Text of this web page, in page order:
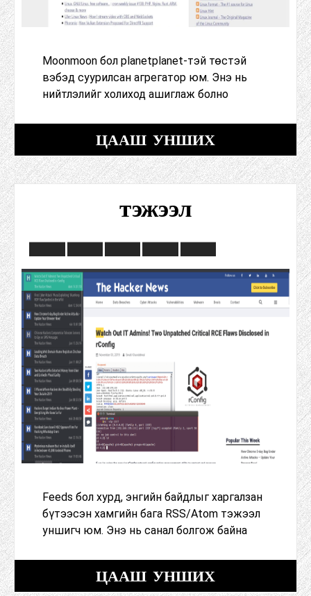
Moonmoon бол planetplanet-тэй төстэй
вэбэд суурилсан агрегатор юм. Энэ нь
нийтлэлийг холиход ашиглаж болно
ЦААШ УНШИХ
тэжээл
Feeds бол хурд, энгийн байдлыг харгалзан
бүтээсэн хамгийн бага RSS/Atom тэжээл
уншигч юм. Энэ нь санал болгож байна
ЦААШ УНШИХ